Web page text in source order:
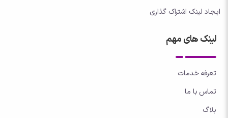
ایجاد لینک اشتراک گذاری
لینک های مهم
تعرفه خدمات
تماس با ما
بلاگ